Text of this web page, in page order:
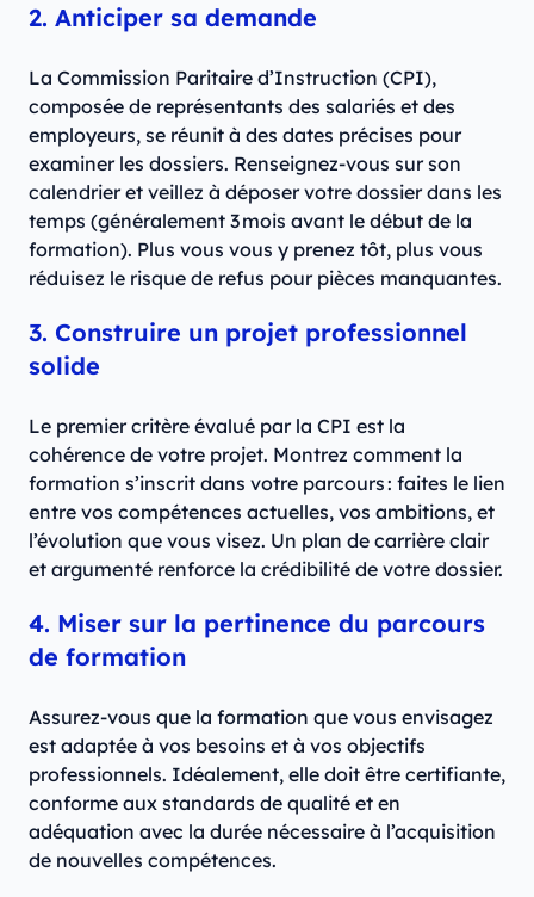
2. Anticiper sa demande
La Commission Paritaire d’Instruction (CPI),
composée de représentants des salariés et des
employeurs, se réunit à des dates précises pour
examiner les dossiers. Renseignez-vous sur son
calendrier et veillez à déposer votre dossier dans les
temps (généralement 3 mois avant le début de la
formation). Plus vous vous y prenez tôt, plus vous
réduisez le risque de refus pour pièces manquantes.
3. Construire un projet professionnel
solide
Le premier critère évalué par la CPI est la
cohérence de votre projet. Montrez comment la
formation s’inscrit dans votre parcours : faites le lien
entre vos compétences actuelles, vos ambitions, et
l’évolution que vous visez. Un plan de carrière clair
et argumenté renforce la crédibilité de votre dossier.
4. Miser sur la pertinence du parcours
de formation
Assurez-vous que la formation que vous envisagez
est adaptée à vos besoins et à vos objectifs
professionnels. Idéalement, elle doit être certifiante,
conforme aux standards de qualité et en
adéquation avec la durée nécessaire à l’acquisition
de nouvelles compétences.